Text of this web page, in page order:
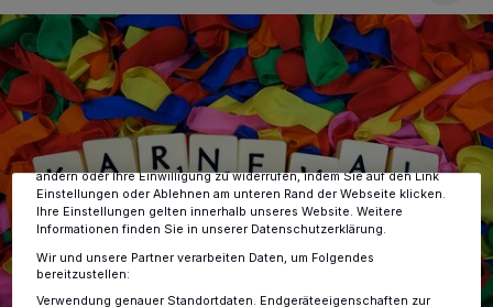
Wir und unsere 218-Partner speichern und greifen auf
personenbezogene Daten wie Browserdaten oder eindeutige
Kennungen auf Ihrem Gerät zu. Durch Auswahl von OK aktivieren Sie
Tracking-Technologien für die unter „Wir und unsere Partner
verarbeiten Daten, um Ihnen Dienste bereitzustellen“ aufgeführten
Zwecke. Wenn Tracker deaktiviert sind, sind manche Inhalte und
Anzeigen möglicherweise nicht mehr so relevant für Sie. Sie können
dieses Menü jederzeit wieder aufrufen, um Ihre Einstellungen zu
ändern oder Ihre Einwilligung zu widerrufen, indem Sie auf den Link
Einstellungen oder Ablehnen am unteren Rand der Webseite klicken.
Ihre Einstellungen gelten innerhalb unseres Website. Weitere
Informationen finden Sie in unserer Datenschutzerklärung.
Wir und unsere Partner verarbeiten Daten, um Folgendes
bereitzustellen:
Verwendung genauer Standortdaten. Endgeräteeigenschaften zur